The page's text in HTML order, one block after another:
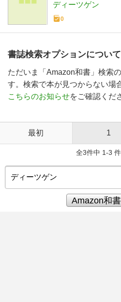
ディーツゲン
0
書誌検索オプションについて
ただいま「Amazon和書」検索
す。検索で本が見つからない場
こちらのお知らせをご確認くだ
最初 1
全3件中 1-3